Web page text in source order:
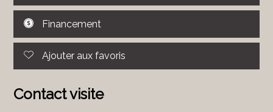
Financement
Ajouter aux favoris
Contact visite